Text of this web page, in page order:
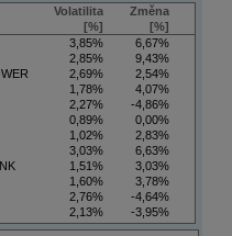
Volatilita
[%]
Změna
[%]
3,85%
6,67%
2,85%
9,43%
2,69%
2,54%
1,78%
4,07%
2,27%
-4,86%
0,89%
0,00%
1,02%
2,83%
3,03%
6,63%
1,51%
3,03%
1,60%
3,78%
2,76%
-4,64%
2,13%
-3,95%
3,50%
5,88%